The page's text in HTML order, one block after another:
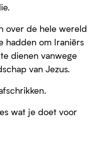
over de hele wereld
hadden om Iraniërs
dienen vanwege
van Jezus.
wat je doet voor